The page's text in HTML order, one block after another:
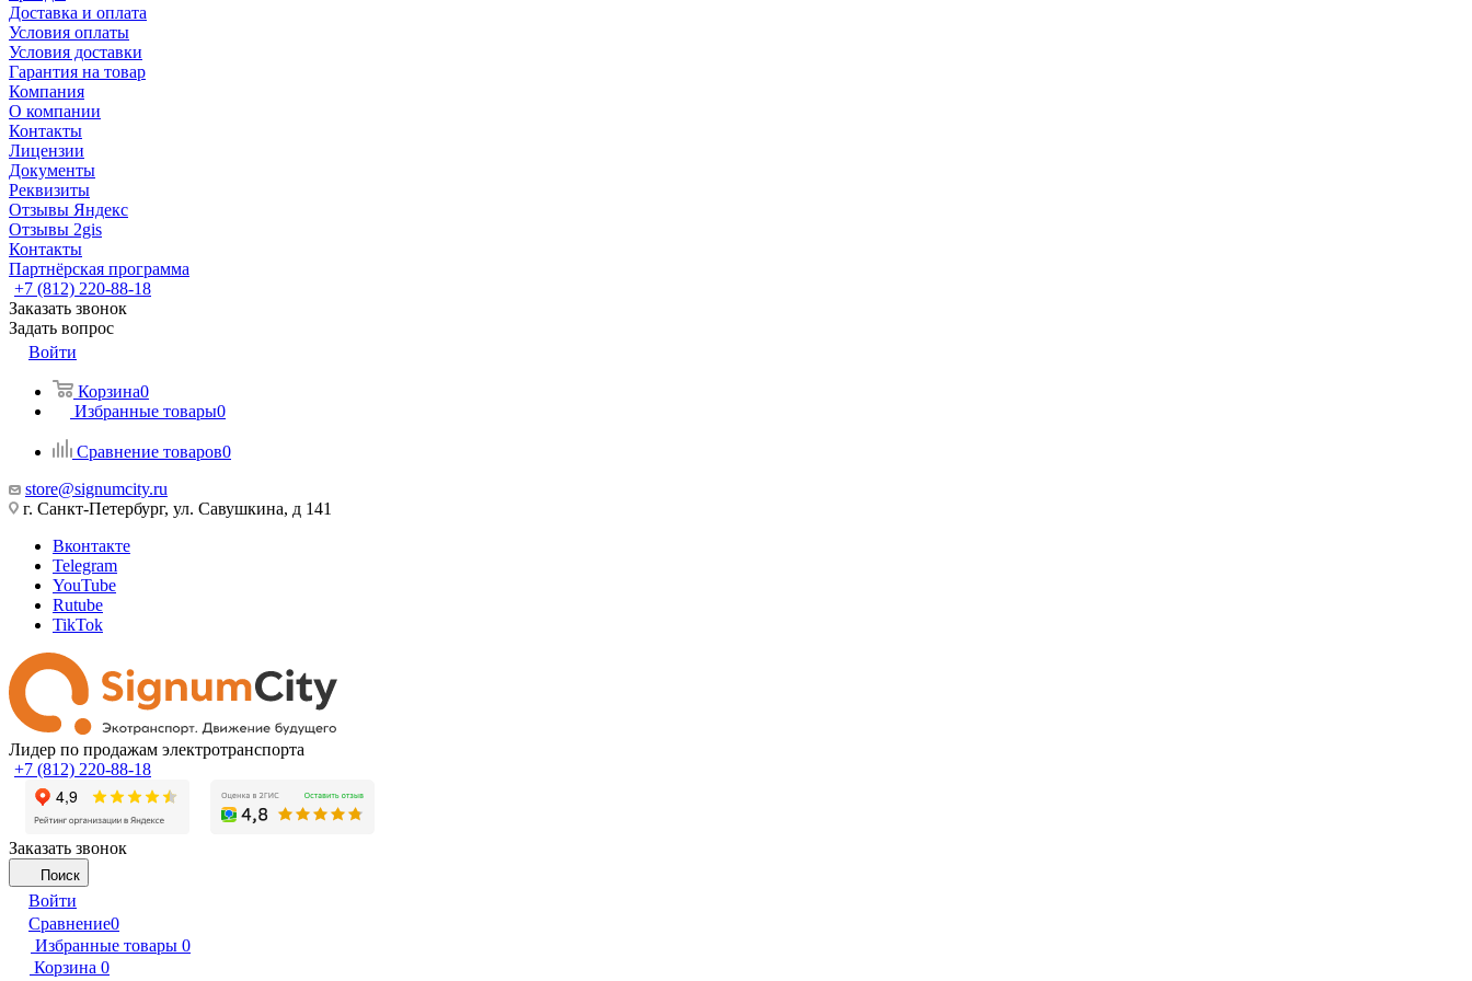
Доставка и оплата
Условия оплаты
Условия доставки
Гарантия на товар
Компания
О компании
Контакты
Лицензии
Документы
Реквизиты
Отзывы Яндекс
Отзывы 2gis
Контакты
Партнёрская программа
+7 (812) 220-88-18
Заказать звонок
Задать вопрос
Войти
Корзина0
Избранные товары0
Сравнение товаров0
store@signumcity.ru
г. Санкт-Петербург, ул. Савушкина, д 141
Вконтакте
Telegram
YouTube
Rutube
TikTok
Лидер по продажам электротранспорта
+7 (812) 220-88-18
Заказать звонок
Поиск
Войти
Сравнение0
Избранные товары 0
Корзина 0